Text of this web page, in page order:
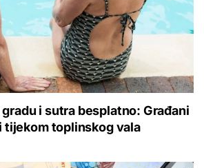
i sutra besplatno: Građani
tijekom toplinskog vala